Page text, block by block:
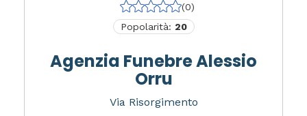
(0)
Popolarità: 20
Agenzia Funebre Alessio
Orru
Via Risorgimento